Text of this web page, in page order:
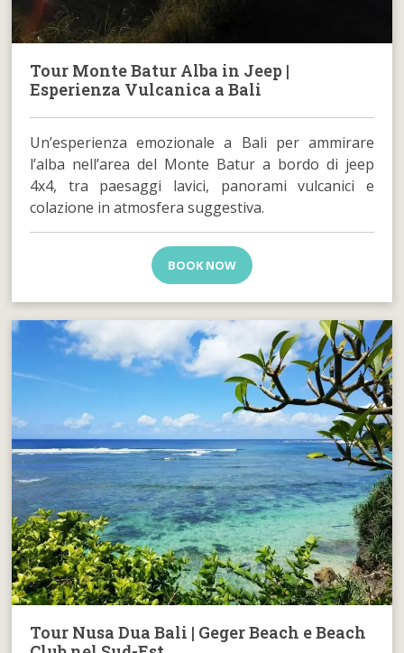
Tour Monte Batur Alba in Jeep |
Esperienza Vulcanica a Bali
Un’esperienza emozionale a Bali per ammirare
l’alba nell’area del Monte Batur a bordo di jeep
4x4, tra paesaggi lavici, panorami vulcanici e
colazione in atmosfera suggestiva.
BOOK NOW
Tour Nusa Dua Bali | Geger Beach e Beach